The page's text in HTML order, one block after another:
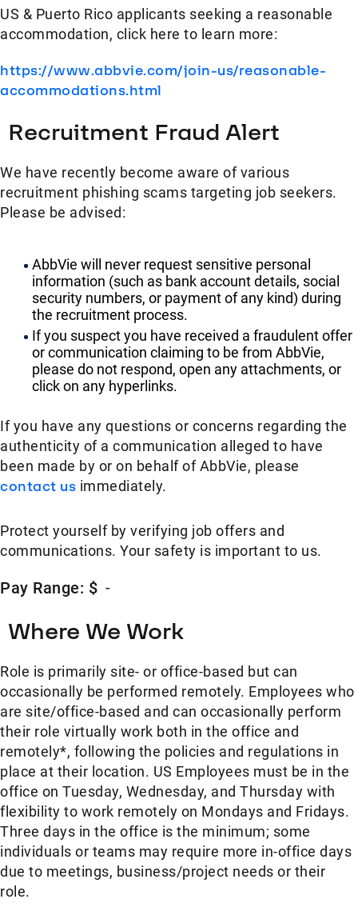
US & Puerto Rico applicants seeking a reasonable
accommodation, click here to learn more:
https://www.abbvie.com/join-us/reasonable-
accommodations.html
Recruitment Fraud Alert
We have recently become aware of various
recruitment phishing scams targeting job seekers.
Please be advised:
AbbVie will never request sensitive personal
information (such as bank account details, social
security numbers, or payment of any kind) during
the recruitment process.
If you suspect you have received a fraudulent offer
or communication claiming to be from AbbVie,
please do not respond, open any attachments, or
click on any hyperlinks.
If you have any questions or concerns regarding the
authenticity of a communication alleged to have
been made by or on behalf of AbbVie, please
contact us immediately.
Protect yourself by verifying job offers and
communications. Your safety is important to us.
Pay Range: $ -
Where We Work
Role is primarily site- or office-based but can
occasionally be performed remotely. Employees who
are site/office-based and can occasionally perform
their role virtually work both in the office and
remotely*, following the policies and regulations in
place at their location. US Employees must be in the
office on Tuesday, Wednesday, and Thursday with
flexibility to work remotely on Mondays and Fridays.
Three days in the office is the minimum; some
individuals or teams may require more in-office days
due to meetings, business/project needs or their
role.